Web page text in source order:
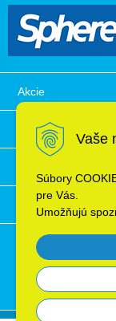
Vaše
Súbory
pre Vás.
Umožňujú
Akcie
Obchodné
Ochrana osobných